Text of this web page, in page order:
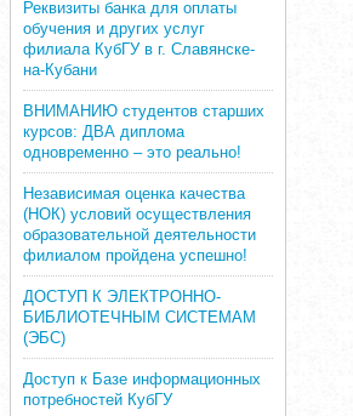
Реквизиты банка для оплаты
обучения и других услуг
филиала КубГУ в г. Славянске-
на-Кубани
ВНИМАНИЮ студентов старших
курсов: ДВА диплома
одновременно – это реально!
Независимая оценка качества
(НОК) условий осуществления
образовательной деятельности
филиалом пройдена успешно!
ДОСТУП К ЭЛЕКТРОННО-
БИБЛИОТЕЧНЫМ СИСТЕМАМ
(ЭБС)
Доступ к Базе информационных
потребностей КубГУ